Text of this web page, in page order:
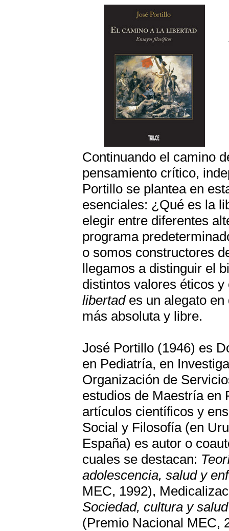
Continuando el camino
pensamiento crítico,
Portillo se plantea en
esenciales: ¿Qué es la
elegir entre diferentes
programa
o somos constructores
llegamos a distinguir el
distintos valores éticos
libertades un alegato en
más absoluta y libre.
José Portillo (1946) es
en Pediatría, en
Organización de
estudios de Maestría en
artículos científicos y
Social y Filosofía (en
España) es autor o
cuales se destacan:
adolescencia, salud y
MEC, 1992),
Sociedad, cultura y salud
(Premio Nacional MEC,